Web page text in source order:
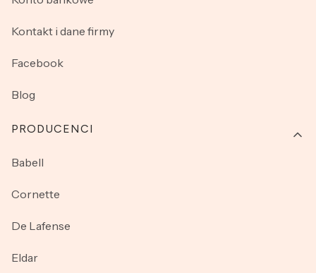
Kontakt i dane firmy
Facebook
Blog
PRODUCENCI
Babell
Cornette
De Lafense
Eldar